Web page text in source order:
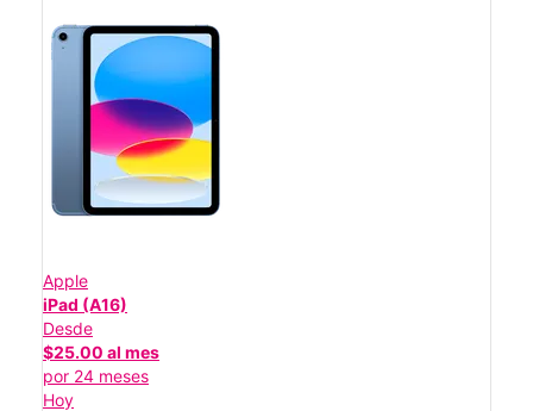
Apple
iPad (A16)
Desde
$25.00 al mes
por 24 meses
Hoy